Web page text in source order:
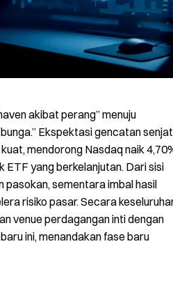
akibat perang” menuju
Ekspektasi gencatan
mendorong Nasdaq naik
ETF yang berkelanjutan. Dari sisi
sementara imbal hasil
risiko pasar. Secara
venue perdagangan inti dengan
ini, menandakan fase baru